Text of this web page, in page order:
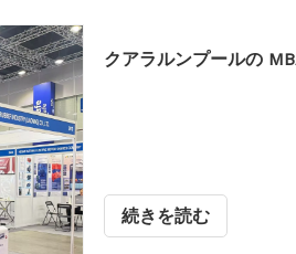
クアラルンプールの
続きを読む